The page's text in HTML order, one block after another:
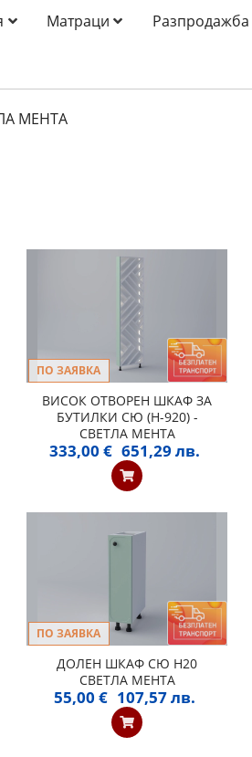
Матраци Разпродажба
МЕНТА
ПО ЗАЯВКА
ВИСОК ОТВОРЕН ШКАФ ЗА
БУТИЛКИ СЮ (H-920) -
СВЕТЛА МЕНТА
333,00 € 651,29 лв.
ПО ЗАЯВКА
ДОЛЕН ШКАФ СЮ H20
СВЕТЛА МЕНТА
55,00 € 107,57 лв.